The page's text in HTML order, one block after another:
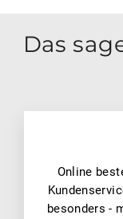
Das
Online
besonders -